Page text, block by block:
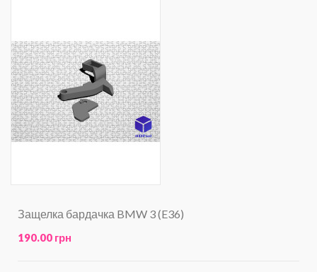
Защелка бардачка BMW 3 (E36)
190.00 грн